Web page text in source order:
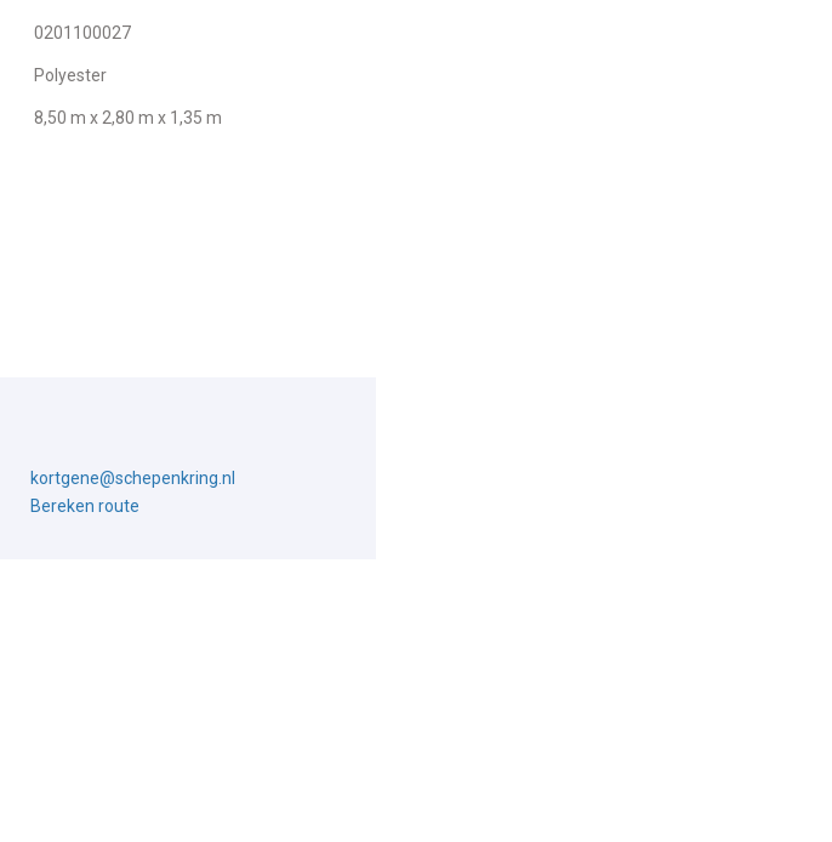
0201100027
Polyester
8,50 m x 2,80 m x 1,35 m
kortgene@schepenkring.nl
Bereken route